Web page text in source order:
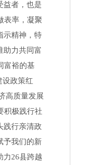
益者，也是
表率，凝聚
示精神，特
助力共同富
富裕的基
设政策红
高质量发展
积极践行社
践行亲清政
予我们的新
力26县跨越